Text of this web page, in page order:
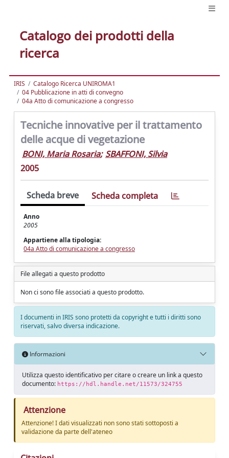
Catalogo dei prodotti della
ricerca
IRIS
Catalogo Ricerca UNIROMA1
04 Pubblicazione in atti di convegno
04a Atto di comunicazione a congresso
Tecniche innovative per il trattamento
delle acque di vegetazione
BONI, Maria Rosaria; SBAFFONI, Silvia
2005
Scheda breve Scheda completa
Anno
2005
Appartiene alla tipologia:
04a Atto di comunicazione a congresso
File allegati a questo prodotto
Non ci sono file associati a questo prodotto.
I documenti in IRIS sono protetti da copyright e tutti i diritti sono
riservati, salvo diversa indicazione.
Informazioni
Utilizza questo identificativo per citare o creare un link a questo
documento: https://hdl.handle.net/11573/324755
Attenzione
Attenzione! I dati visualizzati non sono stati sottoposti a
validazione da parte dell'ateneo